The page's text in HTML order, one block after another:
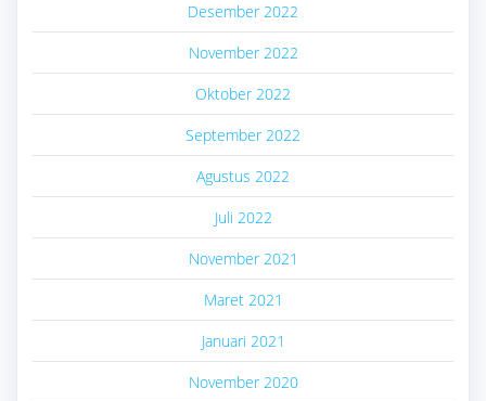
Desember 2022
November 2022
Oktober 2022
September 2022
Agustus 2022
Juli 2022
November 2021
Maret 2021
Januari 2021
November 2020